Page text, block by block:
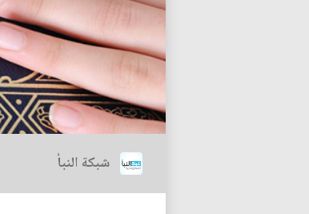
شبكة النبأ